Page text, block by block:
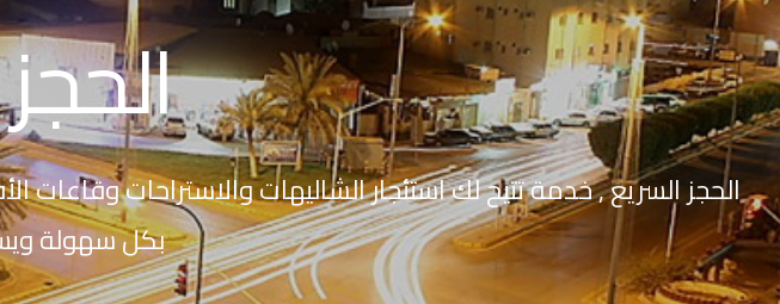
الحجز السريع , خدمة تتيح لك استئجار الشاليهات والاستراحات وقاعات
بكل سهولة